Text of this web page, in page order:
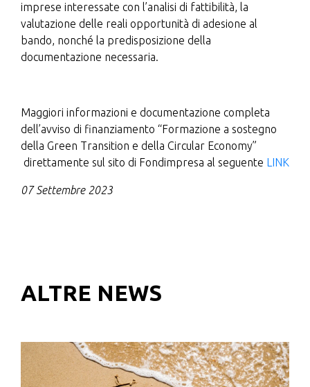
imprese interessate con l’analisi di fattibilità, la
valutazione delle reali opportunità di adesione al
bando, nonché la predisposizione della
documentazione necessaria.
Maggiori informazioni e documentazione completa
dell’avviso di finanziamento “Formazione a sostegno
della Green Transition e della Circular Economy”
direttamente sul sito di Fondimpresa al seguente
LINK
07 Settembre 2023
ALTRE NEWS